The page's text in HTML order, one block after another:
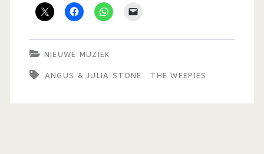
NIEUWE MUZIEK
ANGUS & JULIA STONE THE WEEPIES